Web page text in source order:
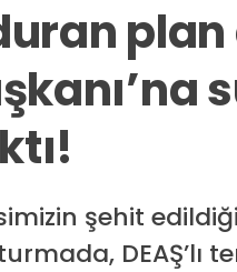
şehit
DEAŞ’lı